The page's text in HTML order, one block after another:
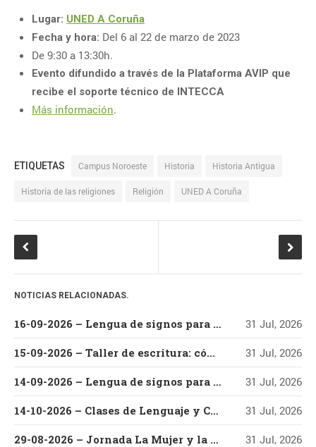
29-08-2026 – Jornada La Mujer
y la Música de Raíz en el
Festival Villar de los Mundos
(Edición 2026) Con Vanesa
Muela y Fernando Valladares
NUBE DE ETIQUETAS
Campus Este-
Centro Campus Madrid
Campus
Noroeste
Sur Centro Asociado de A
Coruña Centro Asociado
Asociado de Lugo Centro
Asociado de Ponferrada
Centro Asociado de
Pontevedra Centro
Asociado de Tudela
Educación
Empresa Estudiantes UNED
Lugar: UNED A Coruña
Fecha y hora: Del 6 al 22 de marzo de 2023
De 9:30 a 13:30h.
Evento difundido a través de la Plataforma AVIP que
recibe el soporte técnico de INTECCA
Más información.
ETIQUETAS Campus Noroeste Historia Historia Antigua
Historia de las religiones Religión UNED A Coruña
NOTICIAS RELACIONADAS.
16-09-2026 – Lengua de signos para la atención al alumnado con discapacidad auditiva 31 Jul, 2026
15-09-2026 – Taller de escritura: cómo escribir y editar un libro 31 Jul, 2026
14-09-2026 – Lengua de signos para la atención al público 31 Jul, 2026
14-10-2026 – Clases de Lenguaje y Cultura Coreana – Nivel Básico – Parte I 31 Jul, 2026
29-08-2026 – Jornada La Mujer y la Música de Raíz en el Festival Villar de los Mundos (Edición 2026) Con Vanesa Muela y Fernando Valladares 31 Jul, 2026